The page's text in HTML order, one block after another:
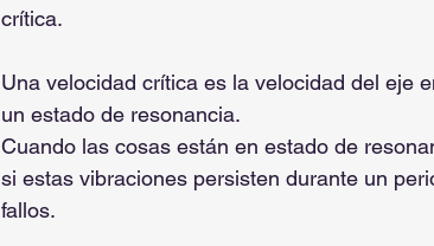
crítica.
Una velocidad crítica es la velocidad del eje
un estado de resonancia.
Cuando las cosas están en estado de
si estas vibraciones persisten durante un
fallos.